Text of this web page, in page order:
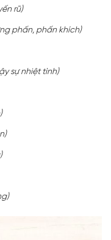
rũ)
phấn, phấn khích)
sự nhiệt tình)